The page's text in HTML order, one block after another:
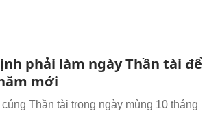
phải làm ngày Thần tài để
mới
Thần tài trong ngày mùng 10 tháng